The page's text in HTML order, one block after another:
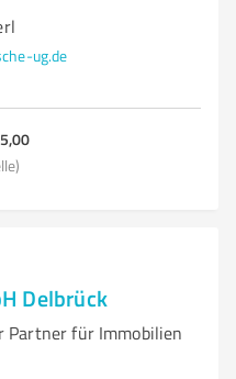
ug.de
Delbrück
Partner für Immobilien